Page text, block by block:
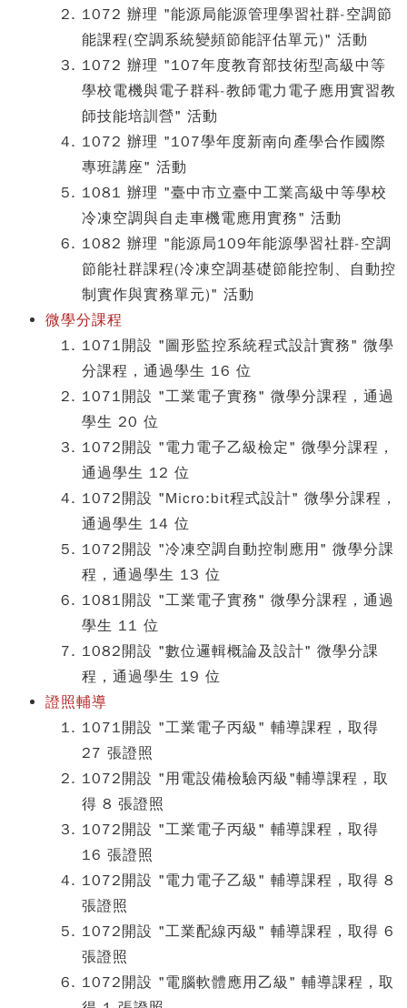
1072 辦理 "能源局能源管理學習社群-空調節
能課程(空調系統變頻節能評估單元)" 活動
1072 辦理 "107年度教育部技術型高級中等
學校電機與電子群科-教師電力電子應用實習教
師技能培訓營" 活動
1072 辦理 "107學年度新南向產學合作國際
專班講座" 活動
1081 辦理 "臺中市立臺中工業高級中等學校
冷凍空調與自走車機電應用實務" 活動
1082 辦理 "能源局109年能源學習社群-空調
節能社群課程(冷凍空調基礎節能控制、自動控
制實作與實務單元)" 活動
微學分課程
1071開設 "圖形監控系統程式設計實務" 微學
分課程，通過學生 16 位
1071開設 "工業電子實務" 微學分課程，通過
學生 20 位
1072開設 "電力電子乙級檢定" 微學分課程，
通過學生 12 位
1072開設 "Micro:bit程式設計" 微學分課程，
通過學生 14 位
1072開設 "冷凍空調自動控制應用" 微學分課
程，通過學生 13 位
1081開設 "工業電子實務" 微學分課程，通過
學生 11 位
1082開設 "數位邏輯概論及設計" 微學分課
程，通過學生 19 位
證照輔導
1071開設 "工業電子丙級" 輔導課程，取得
27 張證照
1072開設 "用電設備檢驗丙級"輔導課程，取
得 8 張證照
1072開設 "工業電子丙級" 輔導課程，取得
16 張證照
1072開設 "電力電子乙級" 輔導課程，取得 8
張證照
1072開設 "工業配線丙級" 輔導課程，取得 6
張證照
1072開設 "電腦軟體應用乙級" 輔導課程，取